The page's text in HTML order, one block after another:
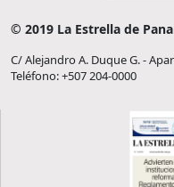
© 2019 La Estrella de
C/ Alejandro A. Duque G. -
Teléfono: +507 204-0000